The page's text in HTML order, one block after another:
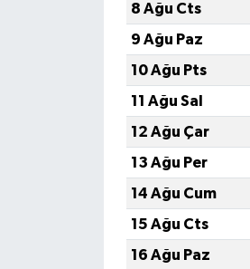
8 Ağu Cts
9 Ağu Paz
10 Ağu Pts
11 Ağu Sal
12 Ağu Çar
13 Ağu Per
14 Ağu Cum
15 Ağu Cts
16 Ağu Paz